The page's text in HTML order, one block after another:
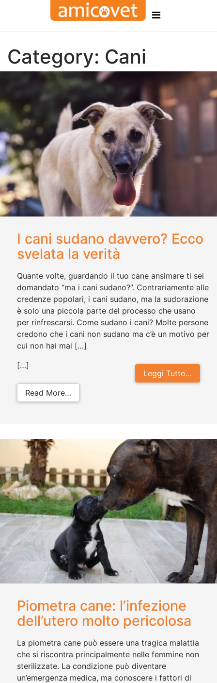
Category: Cani
I cani sudano davvero? Ecco
svelata la verità
Quante volte, guardando il tuo cane ansimare ti sei
domandato “ma i cani sudano?”. Contrariamente alle
credenze popolari, i cani sudano, ma la sudorazione
è solo una piccola parte del processo che usano
per rinfrescarsi. Come sudano i cani? Molte persone
credono che i cani non sudano ma c’è un motivo per
cui non hai mai […]
Leggi Tutto…
[…]
Read More…
Piometra cane: l’infezione
dell’utero molto pericolosa
La piometra cane può essere una tragica malattia
che si riscontra principalmente nelle femmine non
sterilizzate. La condizione può diventare
un’emergenza medica, ma conoscere i fattori di